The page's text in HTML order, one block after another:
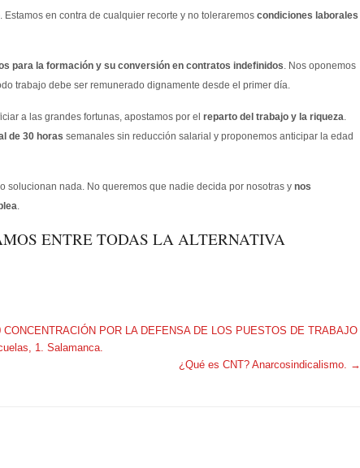
. Estamos en contra de cualquier recorte y no toleraremos condiciones laborales
para la formación y su conversión en contratos indefinidos. Nos oponemos
trabajo debe ser remunerado dignamente desde el primer día.
a las grandes fortunas, apostamos por el reparto del trabajo y la riqueza.
de 30 horas semanales sin reducción salarial y proponemos anticipar la edad
solucionan nada. No queremos que nadie decida por nosotras y nos
.
ENTRE TODAS LA ALTERNATIVA
POR LA DEFENSA DE LOS PUESTOS DE TRABAJO
1. Salamanca.
¿Qué es CNT? Anarcosindicalismo. →